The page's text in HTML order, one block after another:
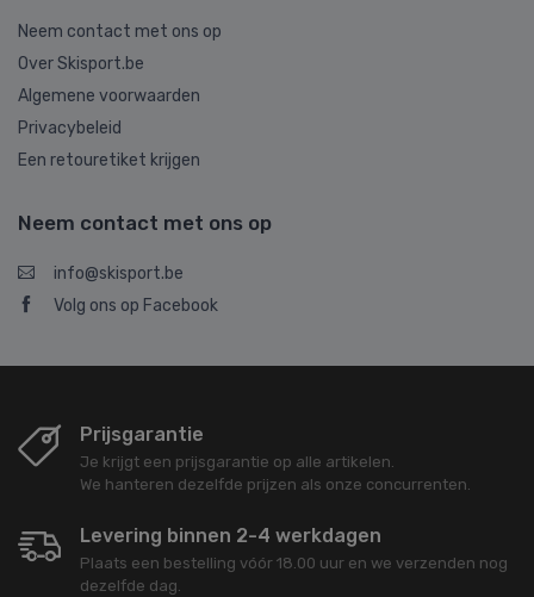
Neem contact met ons op
Over Skisport.be
Algemene voorwaarden
Privacybeleid
Een retouretiket krijgen
Neem contact met ons op
info@skisport.be
Volg ons op Facebook
Prijsgarantie
Je krijgt een prijsgarantie op alle artikelen.
We hanteren dezelfde prijzen als onze concurrenten.
Levering binnen 2-4 werkdagen
Plaats een bestelling vóór 18.00 uur en we verzenden nog
dezelfde dag.